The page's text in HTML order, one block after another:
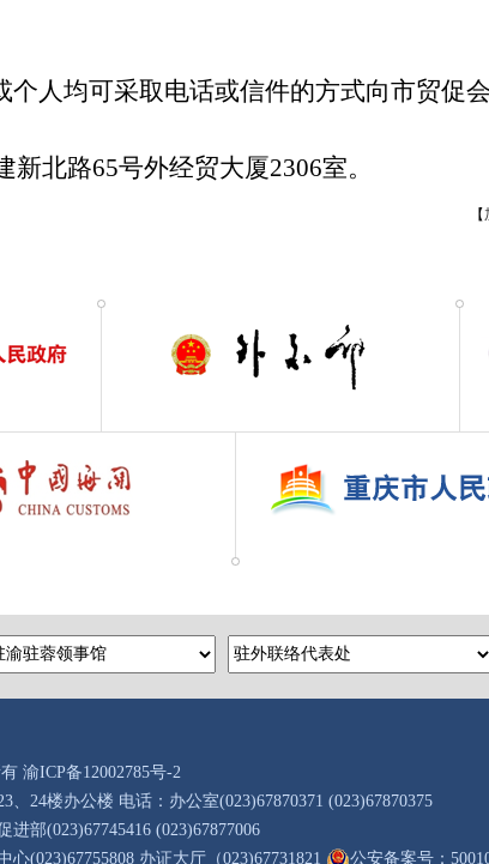
人均可采取电话或信件的方式向市贸促会
新北路65号外经贸大厦2306室。
【
渝ICP备12002785号-2
、24楼办公楼 电话：办公室(023)67870371 (023)67870375
进部(023)67745416 (023)67877006
心(023)67755808 办证大厅（023)67731821 公安备案号：